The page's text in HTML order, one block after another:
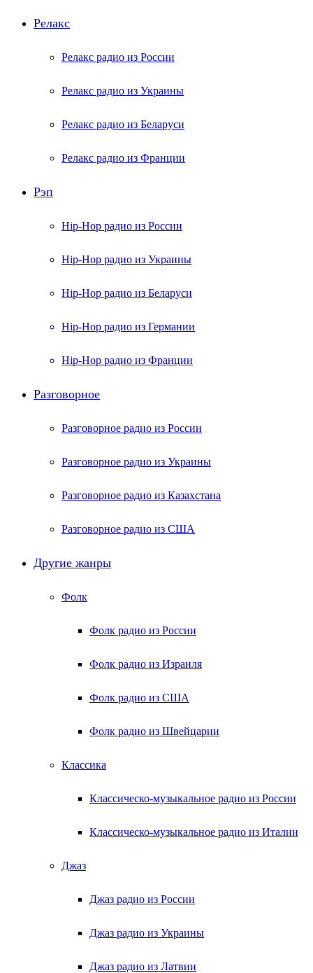
Релакс
Релакс радио из России
Релакс радио из Украины
Релакс радио из Беларуси
Релакс радио из Франции
Рэп
Hip-Hop радио из России
Hip-Hop радио из Украины
Hip-Hop радио из Беларуси
Hip-Hop радио из Германии
Hip-Hop радио из Франции
Разговорное
Разговорное радио из России
Разговорное радио из Украины
Разговорное радио из Казахстана
Разговорное радио из США
Другие жанры
Фолк
Фолк радио из России
Фолк радио из Израиля
Фолк радио из США
Фолк радио из Швейцарии
Классика
Классическо-музыкальное радио из России
Классическо-музыкальное радио из Италии
Джаз
Джаз радио из России
Джаз радио из Украины
Джаз радио из Латвии